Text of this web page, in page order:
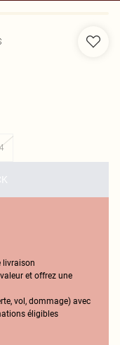
livraison
et offrez une
vol, dommage) avec
éligibles